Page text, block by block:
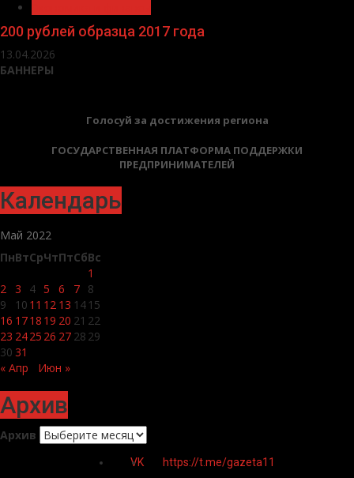
200 рублей образца 2017 года
13.04.2026
БАННЕРЫ
Голосуй за достижения региона
ГОСУДАРСТВЕННАЯ ПЛАТФОРМА ПОДДЕРЖКИ
ПРЕДПРИНИМАТЕЛЕЙ
Календарь
Май 2022
ПнВтСрЧтПтСбВс
1
2 3 4 5 6 7 8
9
10 11 12 13 14 15
16 1718 19 20 21 22
23 2425 26 27 28 29
30 31
« Апр
Июн »
Архив
Архив
VK https://t.me/gazeta11